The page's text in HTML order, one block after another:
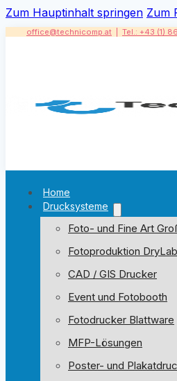
Zum Hauptinhalt springen Zum
office@technicomp.at Tel.: +43 (1)
Home
Drucksysteme
Foto- und Fine Art
Fotoproduktion DryLab
CAD / GIS Drucker
Event und Fotobooth
Fotodrucker Blattware
MFP-Lösungen
Poster- und